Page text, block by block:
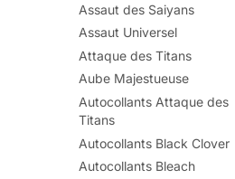
Assaut des Saiyans
Assaut Universel
Attaque des Titans
Aube Majestueuse
Autocollants Attaque des
Titans
Autocollants Black Clover
Autocollants Bleach